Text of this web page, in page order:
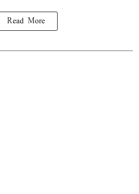
Read More